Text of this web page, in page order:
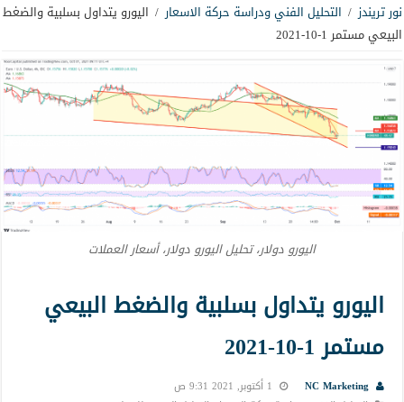
نور تريندز / التحليل الفني ودراسة حركة الاسعار / اليورو يتداول بسلبية والضغط
البيعي مستمر 1-10-2021
اليورو دولار، تحليل اليورو دولار، أسعار العملات
اليورو يتداول بسلبية والضغط البيعي
مستمر 1-10-2021
NC Marketing
1 أكتوبر, 2021 9:31 ص